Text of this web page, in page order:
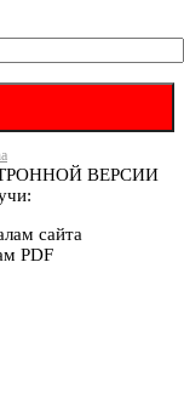
ВЕРСИИ
сайта
PDF